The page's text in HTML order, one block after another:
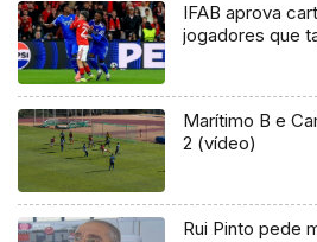
IFAB aprova
jogadores que
Marítimo B e
2 (vídeo)
Rui Pinto pede